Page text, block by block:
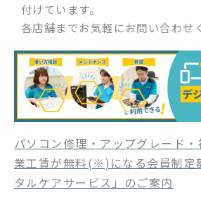
付けています。
各店舗までお気軽にお問い合わせ
パソコン修理・アップグレード
業工賃が無料(※)になる会員制定
タルケアサービス」のご案内